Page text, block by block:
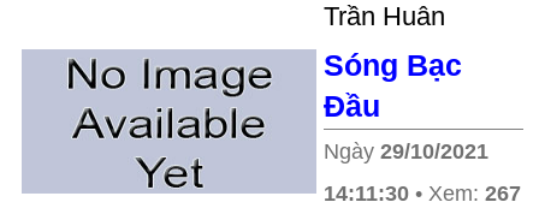
Trần Huân
Sóng Bạc
Đầu
Ngày 29/10/2021
14:11:30 • Xem: 267